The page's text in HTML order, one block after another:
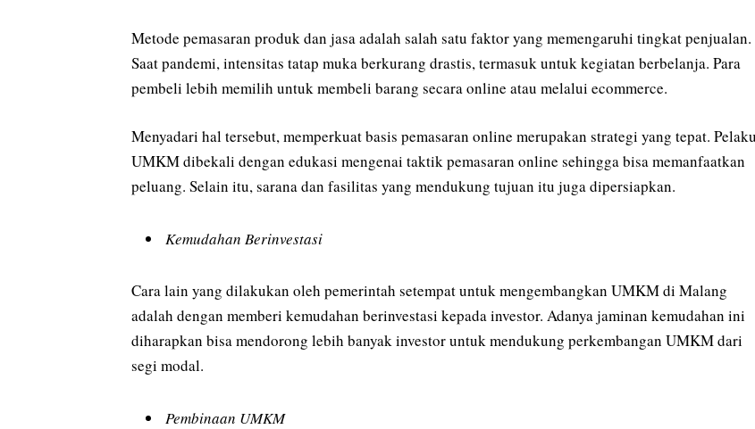
Metode pemasaran produk dan jasa adalah salah satu faktor yang memengaruhi tingkat penjualan.
Saat pandemi, intensitas tatap muka berkurang drastis, termasuk untuk kegiatan berbelanja. Para
pembeli lebih memilih untuk membeli barang secara online atau melalui ecommerce.
Menyadari hal tersebut, memperkuat basis pemasaran online merupakan strategi yang tepat. Pelaku
UMKM dibekali dengan edukasi mengenai taktik pemasaran online sehingga bisa memanfaatkan
peluang. Selain itu, sarana dan fasilitas yang mendukung tujuan itu juga dipersiapkan.
Kemudahan Berinvestasi
Cara lain yang dilakukan oleh pemerintah setempat untuk mengembangkan UMKM di Malang
adalah dengan memberi kemudahan berinvestasi kepada investor. Adanya jaminan kemudahan ini
diharapkan bisa mendorong lebih banyak investor untuk mendukung perkembangan UMKM dari
segi modal.
Pembinaan UMKM